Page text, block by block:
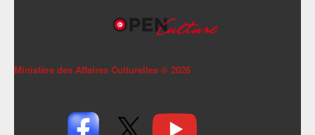
Ministère des Affaires Culturelles © 2026